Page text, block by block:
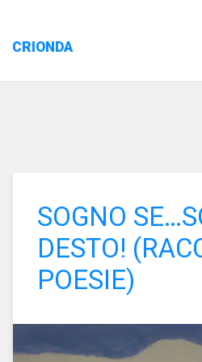
CRIONDA
SOGNO
DESTO!
POESIE)